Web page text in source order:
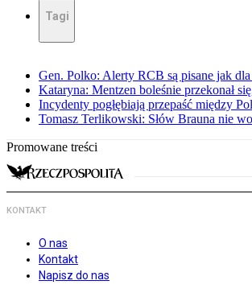
Tagi
Gen. Polko: Alerty RCB są pisane jak
Kataryna: Mentzen boleśnie przekonał
Incydenty pogłębiają przepaść między
Tomasz Terlikowski: Słów Brauna nie
Promowane treści
KONTAKT
O nas
Kontakt
Napisz do nas